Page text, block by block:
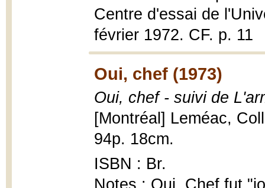
Centre d'essai de
février 1972. CF. p. 11
Oui, chef (1973)
Oui, chef - suivi de
[Montréal] Leméac,
94p. 18cm.
ISBN : Br.
Notes : Oui, Chef fut